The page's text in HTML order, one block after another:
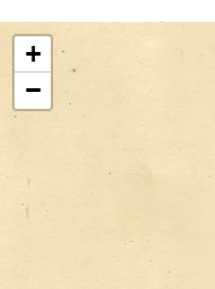
+
−